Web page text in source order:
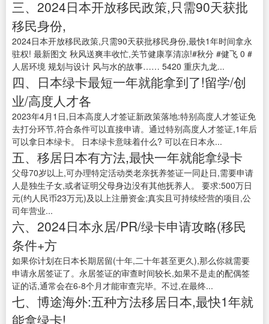
三、2024日本开放移民政策,只需90天获批
移民身份,
2024日本开放移民政策,只需90天获批移民身份,最快1年时间拿永
驻权! 最新图文 秋风送爽丰收忙,关节健康享清凉!#秋分 #健飞 0 #
人居环境 规划与设计 风与水的故事…… 5420 重庆九龙...
四、日本绿卡最短一年就能拿到了!留学/创
业/高度人才各
2023年4月1日,日本高度人才签证新政策落地:特别高度人才签证免
去打分环节,符合条件可以直接申请。通过特别高度人才签证,1年后
可以拿日本绿卡。 日本绿卡意味着什么? 可以在日本永...
五、移居日本有方法,最快一年就能拿绿卡
父母70岁以上,可办理特定活动类老亲抚养签证一同赴日,需要申请
人是独生子女,或者证明父母身边没有其他抚养人。 要求:500万日
元(约人民币23万元)及以上注册资金;真实且可持续经营的项目,公
司年营业...
六、2024日本永居/PR/绿卡申请攻略(移民
条件+方
如果你计划在日本长期居留(十年,二十年甚至更久),那么你就需要
申请永居签证了。永居签证的审查时间较长,如果不是走的配偶签
证的话,通常会在6-8个月才能审查完毕。不过,在最终...
七、博途海外:五种方法移居日本,最快1年就
能拿绿卡!